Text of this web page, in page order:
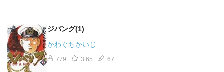
ジパング(1)
かわぐちかいじ
779 3.65 67